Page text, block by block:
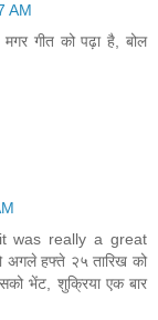
AM
गीत को पढ़ा है, बोल
was really a great
हफ्ते २५ तारिख को
भेंट, शुक्रिया एक बार